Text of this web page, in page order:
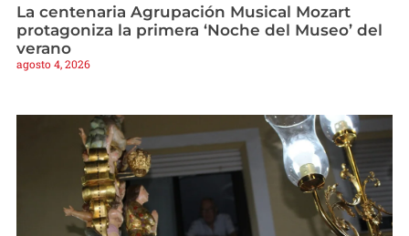
La centenaria Agrupación Musical Mozart
protagoniza la primera ‘Noche del Museo’ del
verano
agosto 4, 2026